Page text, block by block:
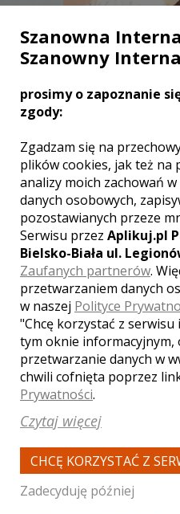
Andrzej -
Warszawa
2500 zł/ sesja
Ocena:5,00 / 5
Poleceń: 299
Profesjonalne
które zapewnia
ze ślubów i wesel.
"profesjonalnie i za
spełnimy każde
Przekonaj się sam
z naszej oferty!
Szanowna
Szanowny
prosimy o zapoznanie
zgody:
Zgadzam się na
plików cookies, jak też na
analizy moich zachowań
danych osobowych,
pozostawianych przeze
Serwisu przez Aplikuj.pl
Bielsko-Biała ul.
Zaufanych partnerów.
przetwarzaniem danych
w naszej Polityce
"Chcę korzystać z
tym oknie informacyjnym,
przetwarzanie danych w
chwili cofnięta poprzez
Prywatności.
Czytaj więcej
CHCĘ KORZYSTAĆ Z
Zadecyduję później